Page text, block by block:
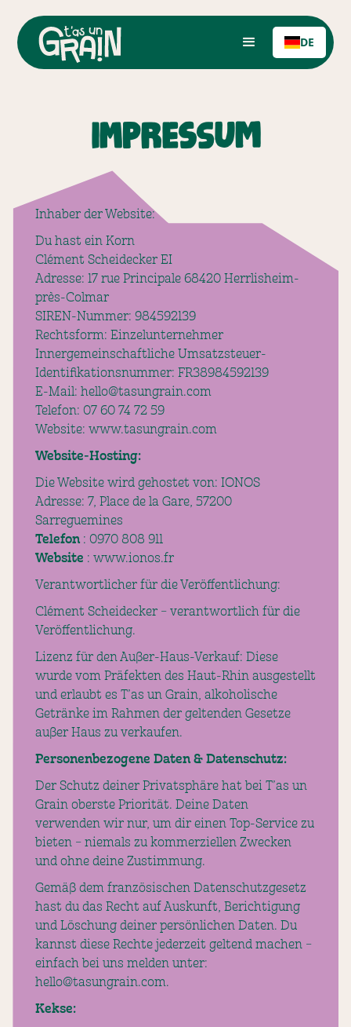
DE
Impressum
Inhaber der Website:‍
Du hast ein Korn
Clément Scheidecker EI
Adresse: 17 rue Principale 68420 Herrlisheim-
près-Colmar
SIREN-Nummer: 984592139
Rechtsform: Einzelunternehmer
Innergemeinschaftliche Umsatzsteuer-
Identifikationsnummer: FR38984592139
E-Mail: hello@tasungrain.com
Telefon: 07 60 74 72 59
Website: www.tasungrain.com
Website-Hosting:
Die Website wird gehostet von: IONOS
Adresse: 7, Place de la Gare, 57200
Sarreguemines
Telefon: 0970 808 911
Website : www.ionos.fr
‍Verantwortlicher für die Veröffentlichung:
Clément Scheidecker – verantwortlich für die
Veröffentlichung.
Lizenz für den Außer-Haus-Verkauf: Diese
wurde vom Präfekten des Haut-Rhin ausgestellt
und erlaubt es T’as un Grain, alkoholische
Getränke im Rahmen der geltenden Gesetze
außer Haus zu verkaufen.
Personenbezogene Daten & Datenschutz:
Der Schutz deiner Privatsphäre hat bei T’as un
Grain oberste Priorität. Deine Daten
verwenden wir nur, um dir einen Top-Service zu
bieten – niemals zu kommerziellen Zwecken
und ohne deine Zustimmung.
Gemäß dem französischen Datenschutzgesetz
hast du das Recht auf Auskunft, Berichtigung
und Löschung deiner persönlichen Daten. Du
kannst diese Rechte jederzeit geltend machen –
einfach bei uns melden unter:
hello@tasungrain.com.
Kekse: